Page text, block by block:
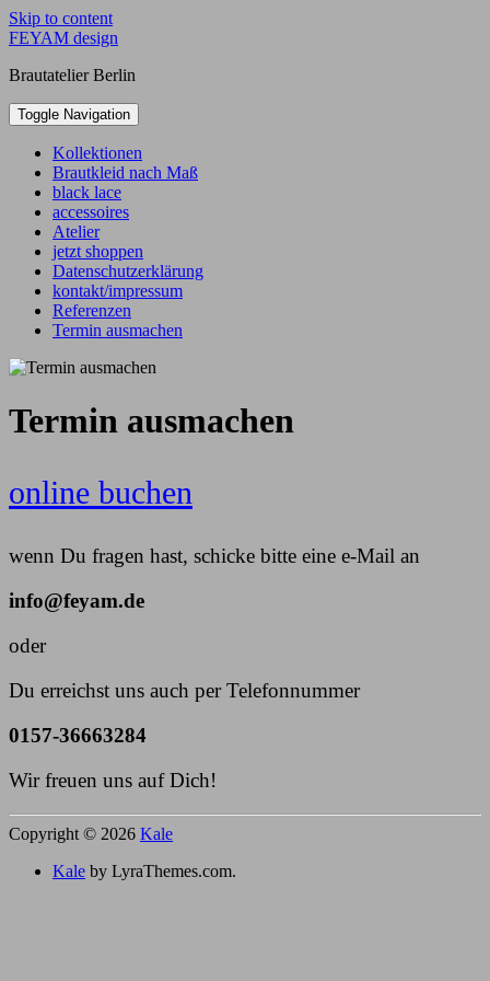
Skip to content
FEYAM design
Brautatelier Berlin
Toggle Navigation
Kollektionen
Brautkleid nach Maß
black lace
accessoires
Atelier
jetzt shoppen
Datenschutzerklärung
kontakt/impressum
Referenzen
Termin ausmachen
Termin ausmachen
online buchen
wenn Du fragen hast, schicke bitte eine e-Mail an
info@feyam.de
oder
Du erreichst uns auch per Telefonnummer
0157-36663284
Wir freuen uns auf Dich!
Copyright © 2026 Kale
Kale by LyraThemes.com.